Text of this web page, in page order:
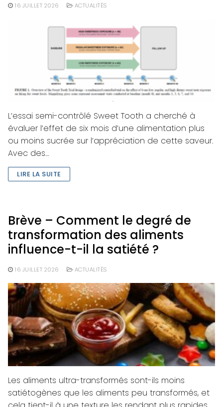
16 JUILLET 2026 ACTUALITÉS
L’essai semi-contrôlé Sweet Tooth a cherché à
évaluer l’effet de six mois d’une alimentation plus
ou moins sucrée sur l’appréciation de cette saveur.
Avec des…
LIRE LA SUITE
Brève – Comment le degré de
transformation des aliments
influence-t-il la satiété ?
16 JUILLET 2026 ACTUALITÉS
Les aliments ultra-transformés sont-ils moins
satiétogènes que les aliments peu transformés, et